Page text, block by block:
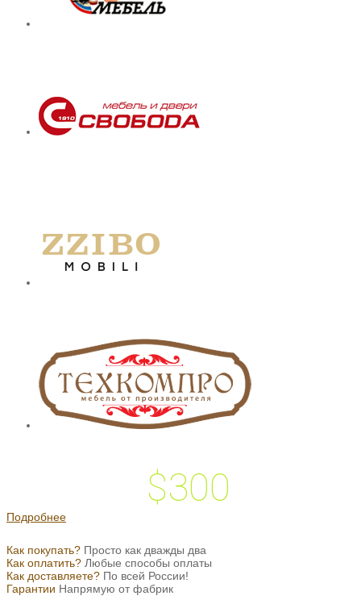
$300
Подробнее
Как покупать? Просто как дважды два
Как оплатить? Любые способы оплаты
Как доставляете? По всей России!
Гарантии Напрямую от фабрик